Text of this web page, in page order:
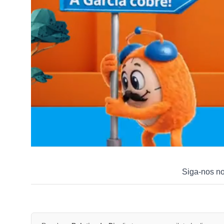
Siga-nos